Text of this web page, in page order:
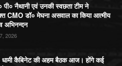
पी० नैथानी एवं उनकी स्वछता टीम ने
CMO डॉ० मेघना असवाल का किया आत्मीय
अभिनन्दन
2026
धामी कैबिनेट की अहम बैठक आज। होंगे कई